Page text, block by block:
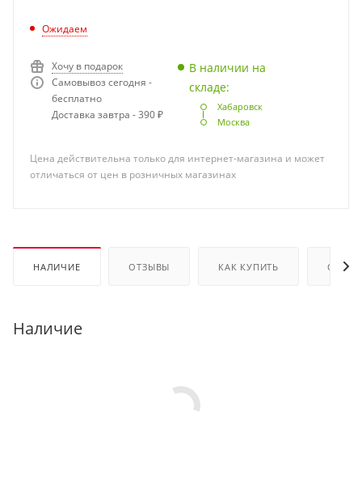
Ожидаем
Хочу в подарок
Самовывоз сегодня -
бесплатно
Доставка завтра - 390 ₽
В наличии на
складе:
Хабаровск
Москва
Цена действительна только для интернет-магазина и может
отличаться от цен в розничных магазинах
НАЛИЧИЕ ОТЗЫВЫ КАК КУПИТЬ
Наличие